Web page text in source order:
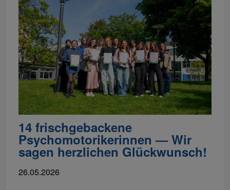
14 frischgebackene
Psychomotorikerinnen — Wir
sagen herzlichen Glückwunsch!
26.05.2026